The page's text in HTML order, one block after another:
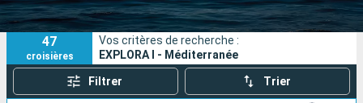
Ports Compagnies
Rechercher
47
croisières
Vos critères de recherche :
EXPLORA I - Méditerranée
Filtrer Trier